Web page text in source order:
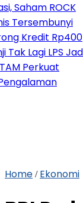
ROCK
Rp400
LPS Jadi
Home / Ekonomi